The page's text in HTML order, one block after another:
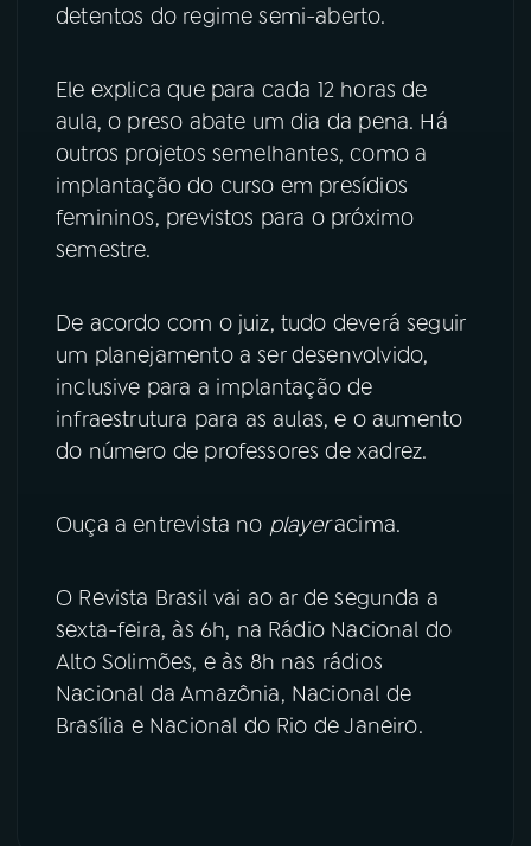
ACOMPANHE A RÁDIO NACIONAL
Instagram X
TikTok
detentos do regime semi-aberto.
Ele explica que para cada 12 horas de
aula, o preso abate um dia da pena. Há
outros projetos semelhantes, como a
implantação do curso em presídios
femininos, previstos para o próximo
semestre.
De acordo com o juiz, tudo deverá seguir
um planejamento a ser desenvolvido,
inclusive para a implantação de
infraestrutura para as aulas, e o aumento
do número de professores de xadrez.
Ouça a entrevista no playeracima.
O Revista Brasil vai ao ar de segunda a
sexta-feira, às 6h, na Rádio Nacional do
Alto Solimões, e às 8h nas rádios
Nacional da Amazônia, Nacional de
Brasília e Nacional do Rio de Janeiro.